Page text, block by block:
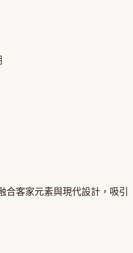
客家元素與現代設計，吸引